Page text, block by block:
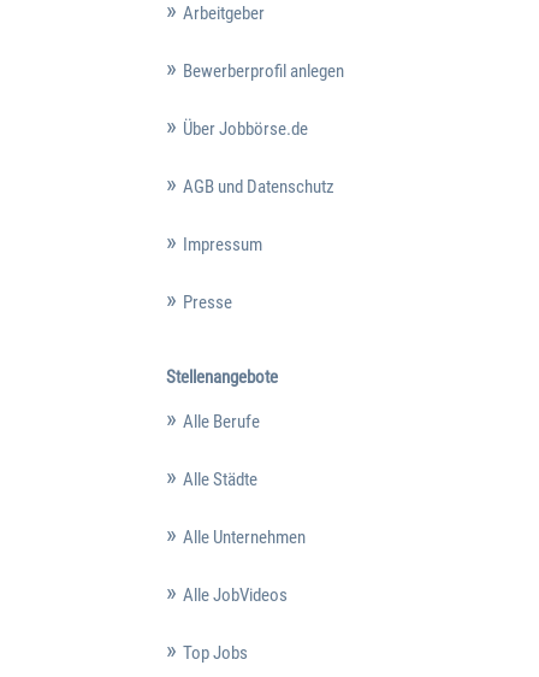
Arbeitgeber
Bewerberprofil anlegen
Über Jobbörse.de
AGB und Datenschutz
Impressum
Presse
Stellenangebote
Alle Berufe
Alle Städte
Alle Unternehmen
Alle JobVideos
Top Jobs